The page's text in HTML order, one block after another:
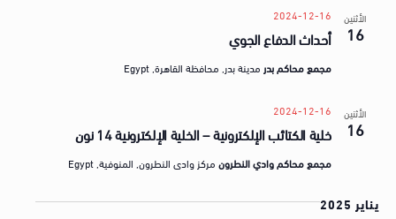
ي
الأثنين
16 أحداث الدفاع الجوي
2024-12-16
مجمع محاكم بدر مدينة بدر, محافظة القاهرة, Egypt
الأثنين
16 خلية الكتائب الإلكترونية – الخلية الإلكترونية 14 نون
2024-12-16
مجمع محاكم وادي النطرونمركز وادى النطرون, المنوفية, Egypt
يناير 2025